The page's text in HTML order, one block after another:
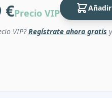
€Precio VIP
VIP?Regístrate ahora gratis